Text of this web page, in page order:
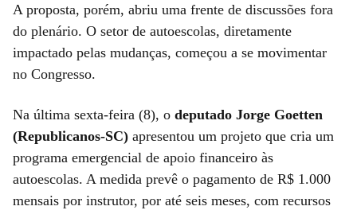
A proposta, porém, abriu uma frente de discussões fora
do plenário. O setor de autoescolas, diretamente
impactado pelas mudanças, começou a se movimentar
no Congresso.
Na última sexta-feira (8), o deputado Jorge Goetten
(Republicanos-SC) apresentou um projeto que cria um
programa emergencial de apoio financeiro às
autoescolas. A medida prevê o pagamento de R$ 1.000
mensais por instrutor, por até seis meses, com recursos